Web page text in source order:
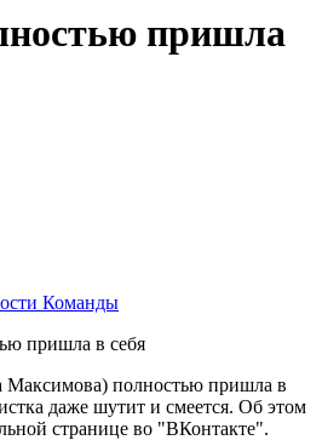
пришла
Команды
полностью пришла в
даже шутит и смеется. Об этом
странице во "ВКонтакте".